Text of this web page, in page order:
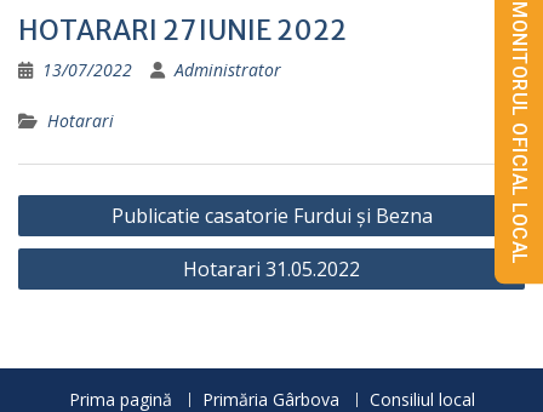
HOTARARI 27 IUNIE 2022
13/07/2022 Administrator
Hotarari
Navigare
în
Publicatie casatorie Furdui și Bezna
Hotarari 31.05.2022
Prima pagină Primăria Gârbova
Consiliul local
MONITORUL OFICIAL LOCAL